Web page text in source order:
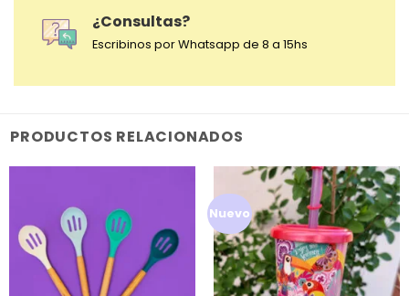
¿Consultas?
Escribinos por Whatsapp de 8 a 15hs
PRODUCTOS RELACIONADOS
Nuevo